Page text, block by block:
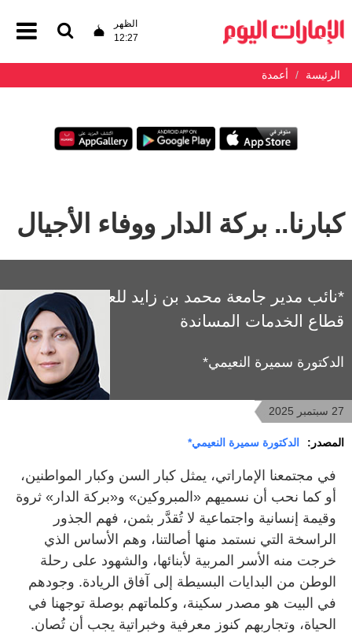
الظهر
12:27
الرئيسة أعمدة
كبارنا.. بركة الدار ووفاء الأجيال
*نائب مدير جامعة محمد بن زايد للعلوم الإنسانية -
قطاع الخدمات المساندة
الدكتورة سميرة النعيمي*
27 سبتمبر 2025
المصدر: الدكتورة سميرة النعيمي*
في مجتمعنا الإماراتي، يمثل كبار السن وكبار المواطنين،
أو كما نحب أن نسميهم «المبروكين» و«بركة الدار» ثروة
وقيمة إنسانية واجتماعية لا تُقدَّر بثمن، فهم الجذور
الراسخة التي نستمد منها أصالتنا، وهم الأساس الذي
خرجت منه الأسر المربية لأبنائها، والشهود على رحلة
الوطن من البدايات البسيطة إلى آفاق الريادة. وجودهم
في البيت هو مصدر سكينة، وكلماتهم بوصلة توجهنا في
الحياة، وتجاربهم كنوز معرفية وخبراتية يجب أن تُصان.